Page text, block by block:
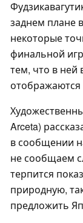
заднем плане
некоторые
финальной
тем, что в
Arceta)
в сообщении
не сообщаем
терпится
природную,
предложить